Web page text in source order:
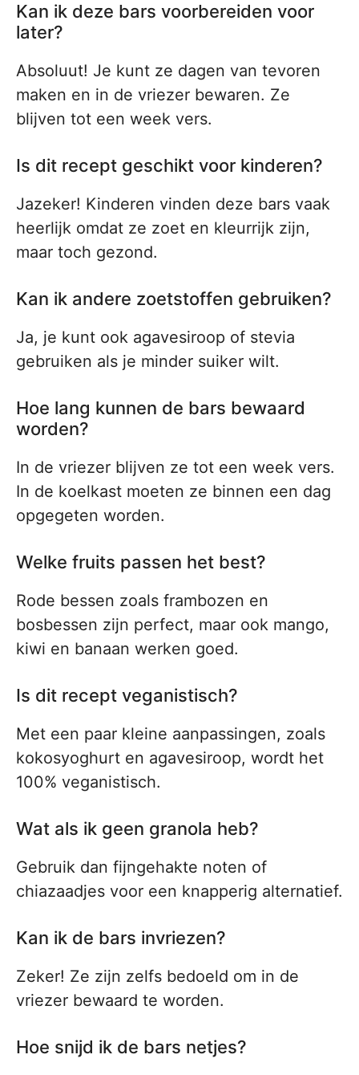
Kan ik deze bars voorbereiden voor
later?
Absoluut! Je kunt ze dagen van tevoren
maken en in de vriezer bewaren. Ze
blijven tot een week vers.
Is dit recept geschikt voor kinderen?
Jazeker! Kinderen vinden deze bars vaak
heerlijk omdat ze zoet en kleurrijk zijn,
maar toch gezond.
Kan ik andere zoetstoffen gebruiken?
Ja, je kunt ook agavesiroop of stevia
gebruiken als je minder suiker wilt.
Hoe lang kunnen de bars bewaard
worden?
In de vriezer blijven ze tot een week vers.
In de koelkast moeten ze binnen een dag
opgegeten worden.
Welke fruits passen het best?
Rode bessen zoals frambozen en
bosbessen zijn perfect, maar ook mango,
kiwi en banaan werken goed.
Is dit recept veganistisch?
Met een paar kleine aanpassingen, zoals
kokosyoghurt en agavesiroop, wordt het
100% veganistisch.
Wat als ik geen granola heb?
Gebruik dan fijngehakte noten of
chiazaadjes voor een knapperig alternatief.
Kan ik de bars invriezen?
Zeker! Ze zijn zelfs bedoeld om in de
vriezer bewaard te worden.
Hoe snijd ik de bars netjes?